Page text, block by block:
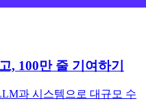
, 100만 줄 기여하기
과 시스템으로 대규모 수